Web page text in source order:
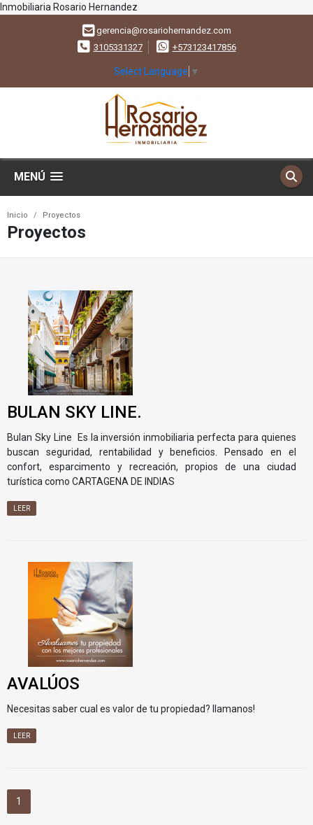
Inmobiliaria Rosario Hernandez
gerencia@rosariohernandez.com
3105331327
+573123417856
Select Language ▼
MENÚ
Inicio Proyectos
Proyectos
BULAN SKY LINE.
Bulan Sky Line Es la inversión inmobiliaria perfecta para quienes
buscan seguridad, rentabilidad y beneficios. Pensado en el
confort, esparcimento y recreación, propios de una ciudad
turística como CARTAGENA DE INDIAS
LEER
AVALÚOS
Necesitas saber cual es valor de tu propiedad? llamanos!
LEER
1